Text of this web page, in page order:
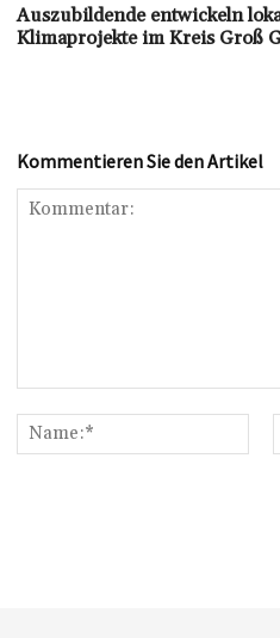
Auszubildende entwickeln
Klimaprojekte im Kreis Groß
Kommentieren Sie den Artikel